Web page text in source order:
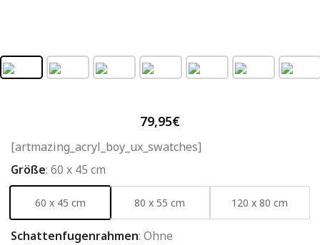
79,95€
[artmazing_acryl_boy_ux_swatches]
Größe: 60 x 45 cm
60 x 45 cm 80 x 55 cm 120 x 80 cm
Schattenfugenrahmen: Ohne